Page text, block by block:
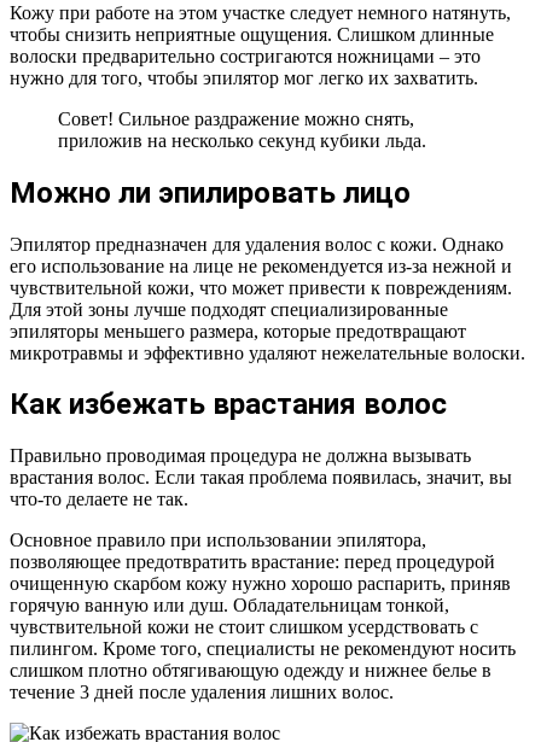
Кожу при работе на этом участке следует немного натянуть,
чтобы снизить неприятные ощущения. Слишком длинные
волоски предварительно состригаются ножницами – это
нужно для того, чтобы эпилятор мог легко их захватить.
Совет! Сильное раздражение можно снять,
приложив на несколько секунд кубики льда.
Можно ли эпилировать лицо
Эпилятор предназначен для удаления волос с кожи. Однако
его использование на лице не рекомендуется из-за нежной и
чувствительной кожи, что может привести к повреждениям.
Для этой зоны лучше подходят специализированные
эпиляторы меньшего размера, которые предотвращают
микротравмы и эффективно удаляют нежелательные волоски.
Как избежать врастания волос
Правильно проводимая процедура не должна вызывать
врастания волос. Если такая проблема появилась, значит, вы
что-то делаете не так.
Основное правило при использовании эпилятора,
позволяющее предотвратить врастание: перед процедурой
очищенную скарбом кожу нужно хорошо распарить, приняв
горячую ванную или душ. Обладательницам тонкой,
чувствительной кожи не стоит слишком усердствовать с
пилингом. Кроме того, специалисты не рекомендуют носить
слишком плотно обтягивающую одежду и нижнее белье в
течение 3 дней после удаления лишних волос.